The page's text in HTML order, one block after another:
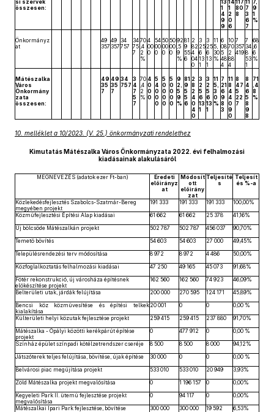
si szervek
összesen:
13
1
4
9
9
14
1
2
0
6
117
80
8
11
7
3
6
7
7,
9
1
%
Önkormányz
at
49
357
49
357
34
757
34
75
7
70
,4
2
%
4
00
0
54
00
0
50
00
0
50
00
0
92
,5
9
%
81
9
55
6
2
82
4
04
0
3
25
6
13
1
3
25
6
13
1
11
5,
30
%
6
08
5
48
4
10
70
2
88
4
7
357
419
7
34
8
53
1
68
,6
6
%
Mátészalka
Város
Önkormány
zata
összesen:
49
35
7
49
35
7
34
757
3
4
7
5
7
70
,4
2
%
4
0
0
0
5
4
0
0
0
5
0
0
0
0
5
0
0
0
0
9
2,
5
9
%
81
9
5
5
6
2
8
2
4
0
4
0
3
2
5
6
13
1
3
2
5
6
13
1
11
5,
3
0
%
7
21
6
9
8
3
11
8
4
4
0
9
0
8
47
5
22
7
8
4
6
5
8
9
8
71
,4
8
%
10. melléklet a 10/2023. (V. 25.) önkormányzati rendelethez
Kimutatás Mátészalka Város Önkormányzata 2022. évi felhalmozási
kiadásainak alakulásáról
MEGNEVEZÉS (adatok ezer Ft-ban)
Eredeti
előirányz
at
Módosít
ott
előirány
zat
Teljesíté
s
Teljesít
és %-a
Közlekedésfejlesztés Szabolcs-Szatmár-Bereg
megyében projekt
191 333 191 333 191 333 100,00%
Közműfejlesztési Építési Alap kiadásai 61 662 61 662 25 378 41,16%
Új bölcsőde Mátészalkán projekt 502 787 502 787 456 037 90,70%
Temető bővítés 54 603 54 603 27 000 49,45%
Településrendezési terv módosítása 8 972 8 972 4 486 50,00%
Közfoglalkoztatás felhalmozási kiadásai 47 250 49 165 45 073 91,68%
Főtér rekonstrukció, új városháza építésnek
előkészítése projekt
162 560 162 560 74 923 46,09%
Belterületi utak, járdák felújítása 200 000 270 595 124 171 45,89%
Bencsi köz közművesítése és építési telkek
kialakítása
20 001 0 0 0,00 %
Külterületi helyi közutak fejlesztése projekt 259 415 259 415 237 880 91,70%
Mátészalka - Ópályi közötti kerékpárút építése
projekt
0 477 912 0 0,00 %
Színház épület színpadi kötélzetrendszer cseréje 8 500 8 500 8 000 94,12%
Játszóterek teljes felújítása, bővítése, újak építése 30 000 0 0 0,00 %
Belvárosi piac megújítása projekt 533 010 533 010 20 949 3,93%
Zöld Mátészalka projekt megvalósítása 0 1 196 157 0 0,00%
Kegyeleti Park II. ütemű fejlesztése projekt
megvalósítása
0 94 117 0 0,00%
Mátészalkai Ipari Park fejlesztése, bővítése 300 000 300 000 19 592 6,53%